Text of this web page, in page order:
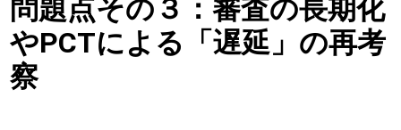
問題点その３：審査の長期化
やPCTによる「遅延」の再考
察